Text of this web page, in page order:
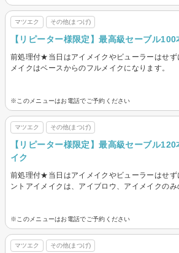
マツエク その他(まつげ)
【リピーター様限定】最高級セーブル
前処理付★当日はアイメイクやビューラーはせず
メイクはベースからのフルメイクになります。
※このメニューはお電話でご予約ください
マツエク その他(まつげ)
【リピーター様限定】最高級セーブル
イク
前処理付★当日はアイメイクやビューラーはせず
ントアイメイクは、アイブロウ、アイメイクのみ
※このメニューはお電話でご予約ください
マツエク その他(まつげ)